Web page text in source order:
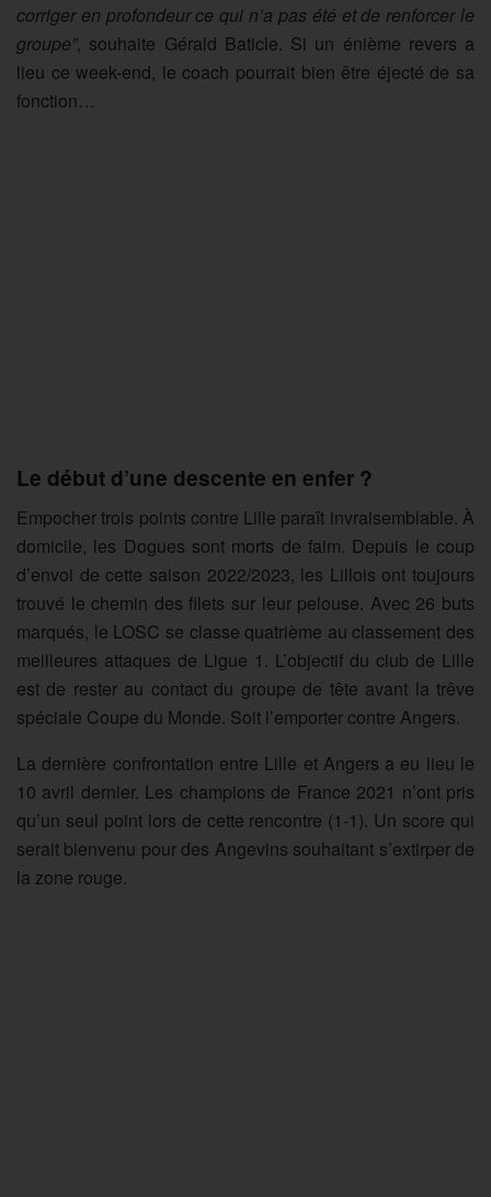
corriger en profondeur ce qui n’a pas été et de renforcer le
groupe”, souhaite Gérald Baticle. Si un énième revers a
lieu ce week-end, le coach pourrait bien être éjecté de sa
fonction…
Le début d’une descente en enfer ?
Empocher trois points contre Lille paraît invraisemblable. À
domicile, les Dogues sont morts de faim. Depuis le coup
d’envoi de cette saison 2022/2023, les Lillois ont toujours
trouvé le chemin des filets sur leur pelouse. Avec 26 buts
marqués, le LOSC se classe quatrième au classement des
meilleures attaques de Ligue 1. L’objectif du club de Lille
est de rester au contact du groupe de tête avant la trêve
spéciale Coupe du Monde. Soit l’emporter contre Angers.
La dernière confrontation entre Lille et Angers a eu lieu le
10 avril dernier. Les champions de France 2021 n’ont pris
qu’un seul point lors de cette rencontre (1-1). Un score qui
serait bienvenu pour des Angevins souhaitant s’extirper de
la zone rouge.